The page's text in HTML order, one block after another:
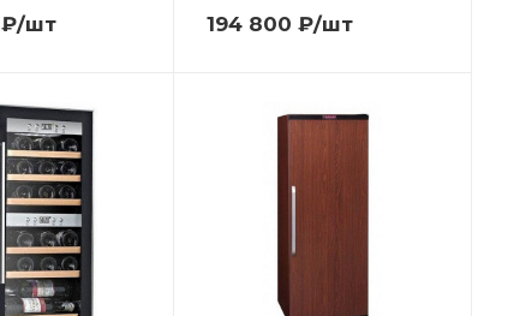
₽/шт 194 800 ₽/шт